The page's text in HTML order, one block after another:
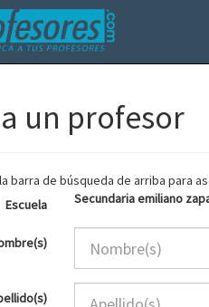
un profesor
barra de búsqueda de arriba para
Escuela
Secundaria emiliano